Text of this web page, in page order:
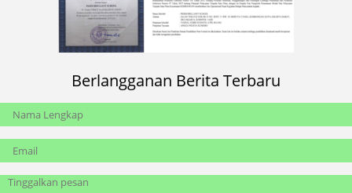
Berlangganan Berita Terbaru